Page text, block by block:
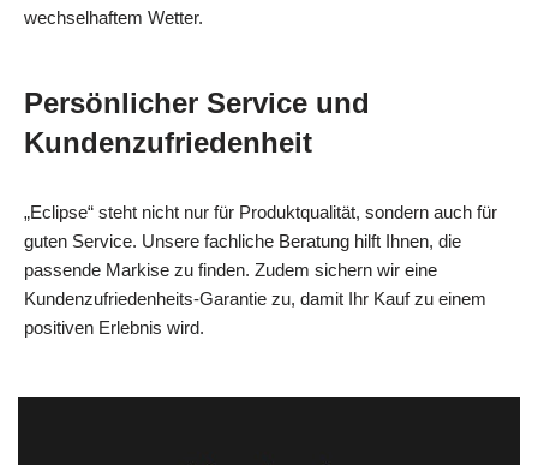
wechselhaftem Wetter.
Persönlicher Service und
Kundenzufriedenheit
„Eclipse“ steht nicht nur für Produktqualität, sondern auch für
guten Service. Unsere fachliche Beratung hilft Ihnen, die
passende Markise zu finden. Zudem sichern wir eine
Kundenzufriedenheits-Garantie zu, damit Ihr Kauf zu einem
positiven Erlebnis wird.